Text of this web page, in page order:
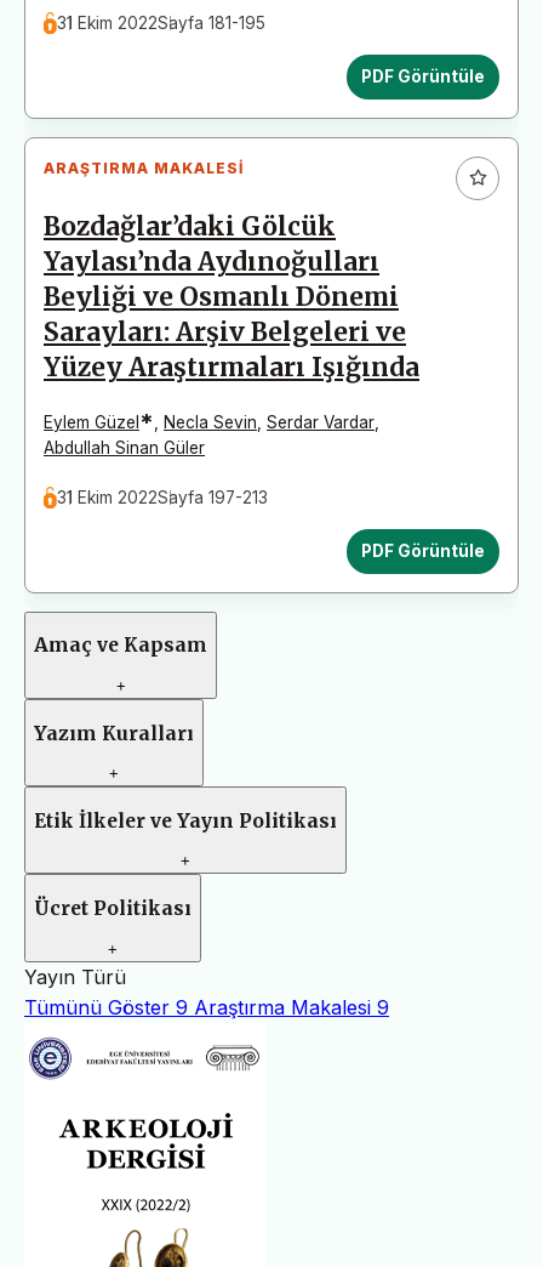
31 Ekim 2022Sayfa 181-195
PDF Görüntüle
ARAŞTIRMA MAKALESI
Bozdağlar’daki Gölcük
Yaylası’nda Aydınoğulları
Beyliği ve Osmanlı Dönemi
Sarayları: Arşiv Belgeleri ve
Yüzey Araştırmaları Işığında
Eylem Güzel * Necla Sevin Serdar Vardar
Abdullah Sinan Güler
31 Ekim 2022Sayfa 197-213
PDF Görüntüle
Amaç ve Kapsam
+
Yazım Kuralları
+
Etik İlkeler ve Yayın Politikası
+
Ücret Politikası
+
Yayın Türü
Tümünü Göster 9 Araştırma Makalesi 9